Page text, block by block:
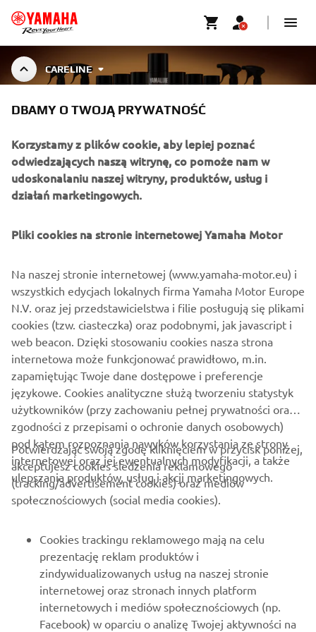
CARELINE
Specially developed cleaners, greases, and maintenance
fluids for Yamaha motorcycles, outboards, ATVs, and
O FIRMIE
DLA BIZNESU
WIĘCEJ YAMAHA
WSPARCIE
NEWSLETTER
Bądź na bieżąco z informacjami o najnowszych ofertach,
wydarzeniach specjalnych, nowościach i nie tylko
SUBSKRYBUJ
Przeczytaj naszą Politykę prywatności, aby dowiedzieć się, jak
przetwarzamy Twoje dane osobowe:Polityka Prywatności
DBAMY O TWOJĄ PRYWATNOŚĆ
Korzystamy z plików cookie, aby lepiej poznać
odwiedzających naszą witrynę, co pomoże nam w
udoskonalaniu naszej witryny, produktów, usług i
działań marketingowych.
Pliki cookies na stronie internetowej Yamaha Motor
Na naszej stronie internetowej (www.yamaha-motor.eu) i
wszystkich edycjach lokalnych firma Yamaha Motor Europe
N.V. oraz jej przedstawicielstwa i filie posługują się plikami
cookies (tzw. ciasteczka) oraz podobnymi, jak javascript i
web beacon. Dzięki stosowaniu cookies nasza strona
internetowa może funkcjonować prawidłowo, m.in.
zapamiętując Twoje dane dostępowe i preferencje
językowe. Cookies analityczne służą tworzeniu statystyk
użytkowników (przy zachowaniu pełnej prywatności oraz
zgodności z przepisami o ochronie danych osobowych)
pod kątem rozpoznania nawyków korzystania ze strony
internetowej oraz jej ewentualnych modyfikacji, a także
ulepszania produktów, usług i akcji marketingowych.
Potwierdzając swoją zgodę kliknięciem w przycisk poniżej,
akceptujesz cookies śledzenia reklamowego
(tracking/advertisement cookies) oraz mediów
społecznościowych (social media cookies).
Cookies trackingu reklamowego mają na celu
prezentację reklam produktów i
zindywidualizowanych usług na naszej stronie
internetowej oraz stronach innych platform
internetowych i mediów społecznościowych (np.
Facebook) w oparciu o analizę Twojej aktywności na